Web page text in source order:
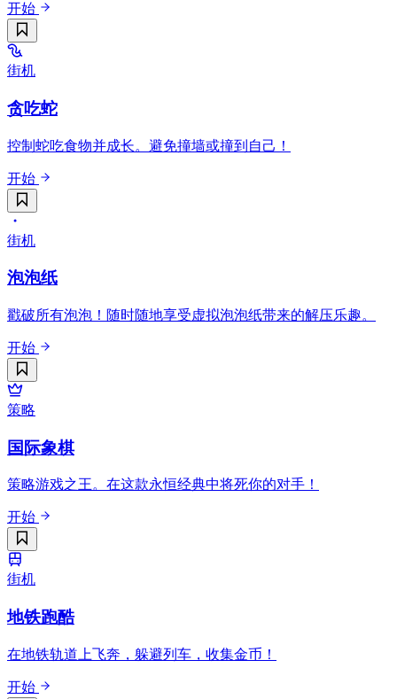
开始
街机
贪吃蛇
控制蛇吃食物并成长。避免撞墙或撞到自己！
开始
街机
泡泡纸
戳破所有泡泡！随时随地享受虚拟泡泡纸带来的解压乐趣。
开始
策略
国际象棋
策略游戏之王。在这款永恒经典中将死你的对手！
开始
街机
地铁跑酷
在地铁轨道上飞奔，躲避列车，收集金币！
开始